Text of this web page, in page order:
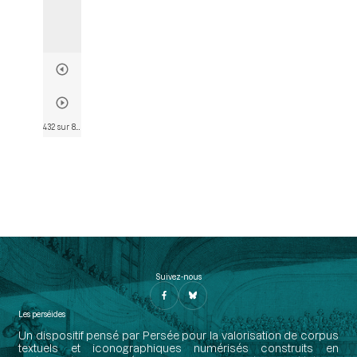
Suivez-nous
Les perséides
Un dispositif pensé par Persée pour la valorisation de corpus
textuels et iconographiques numérisés construits en